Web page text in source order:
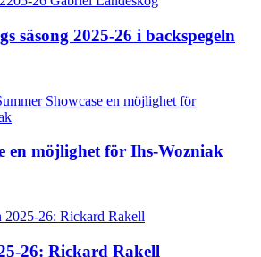
säsong 2025-26 i backspegeln
en möjlighet för Ihs-Wozniak
26: Rickard Rakell